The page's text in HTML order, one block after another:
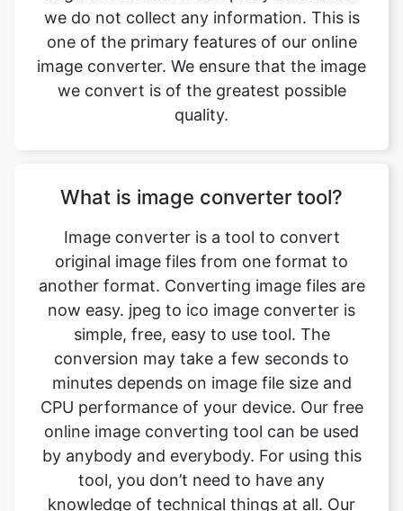
we convert is of the greatest possible
quality.
What is image converter tool?
original image files from one format to
another format. Converting image files are
now easy. jpeg to ico image converter is
simple, free, easy to use tool. The
conversion may take a few seconds to
minutes depends on image file size and
CPU performance of your device. Our free
online image converting tool can be used
by anybody and everybody. For using this
tool, you don’t need to have any
knowledge of technical things at all. Our
image converter is completely free and
online. This tool is easy to use you just
have to upload the original file and you will